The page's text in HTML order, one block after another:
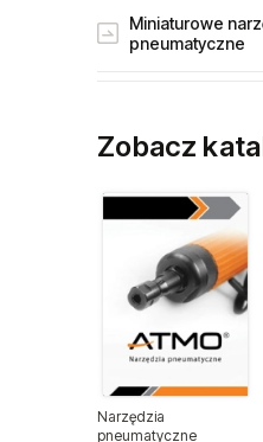
Miniaturowe
pneumatyczne
Narzędzia dla
Narzędzia dla
Narzędzia do
Narzędzia
Narzędzia
Zobacz
Narzędzia
pneumatyczne